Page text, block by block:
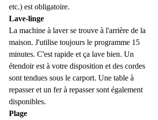
etc.) est obligatoire.
Lave-linge
La machine à laver se trouve à l'arrière de la
maison. J'utilise toujours le programme 15
minutes. C'est rapide et ça lave bien. Un
étendoir est à votre disposition et des cordes
sont tendues sous le carport. Une table à
repasser et un fer à repasser sont également
disponibles.
Plage